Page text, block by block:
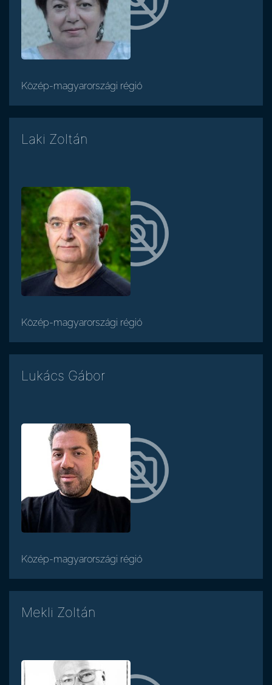
Közép-magyarországi régió
Laki Zoltán
Közép-magyarországi régió
Lukács Gábor
Közép-magyarországi régió
Mekli Zoltán